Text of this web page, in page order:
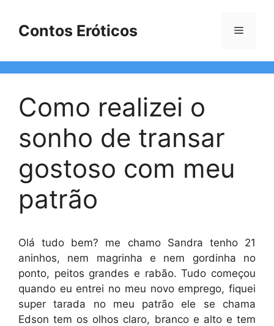
Contos Eróticos Menu
Como realizei o
sonho de transar
gostoso com meu
patrão
Olá tudo bem? me chamo Sandra tenho 21
aninhos, nem magrinha e nem gordinha no
ponto, peitos grandes e rabão. Tudo começou
quando eu entrei no meu novo emprego, fiquei
super tarada no meu patrão ele se chama
Edson tem os olhos claro, branco e alto e tem